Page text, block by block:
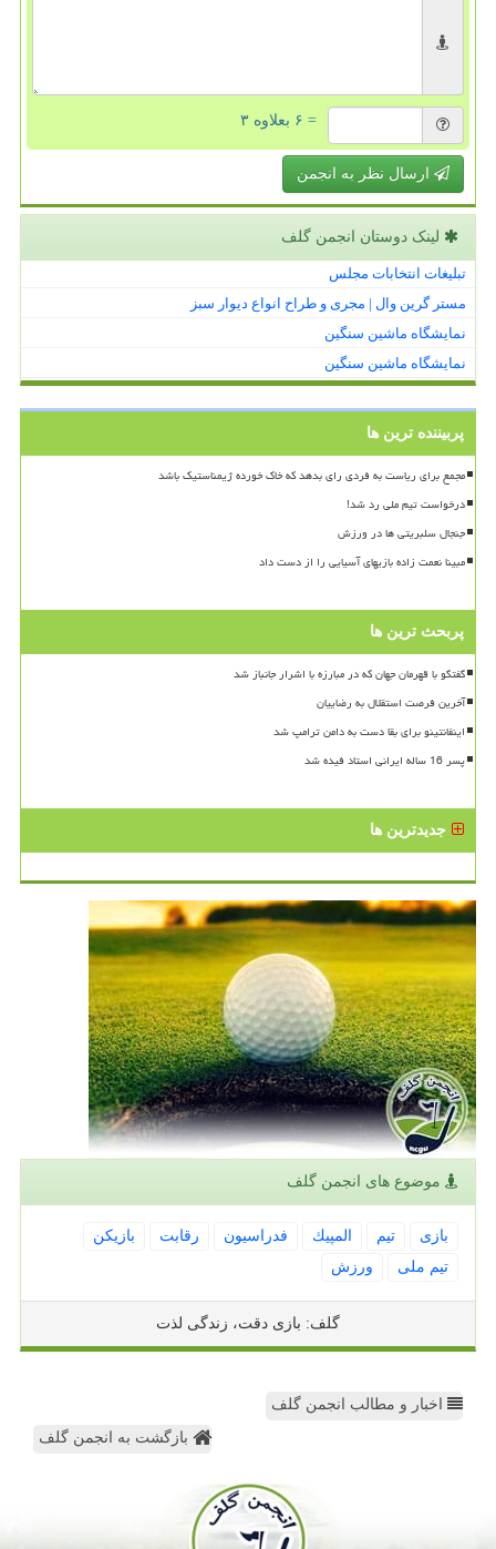
= ۶ بعلاوه ۳
ارسال نظر به انجمن
لینک دوستان انجمن گلف
تبلیغات انتخابات مجلس
مستر گرین وال | مجری و طراح انواع دیوار سبز
نمایشگاه ماشین سنگین
نمایشگاه ماشین سنگین
پربیننده ترین ها
مجمع برای ریاست به فردی رای بدهد که خاک خورده ژیمناستیک باشد
درخواست تیم ملی رد شد!
جنجال سلبریتی ها در ورزش
مبینا نعمت زاده بازیهای آسیایی را از دست داد
پربحث ترین ها
گفتگو با قهرمان جهان که در مبارزه با اشرار جانباز شد
آخرین فرصت استقلال به رضاییان
اینفانتینو برای بقا دست به دامن ترامپ شد
پسر 16 ساله ایرانی استاد فیده شد
جدیدترین ها
موضوع های انجمن گلف
بازی تیم المپیك فدراسیون رقابت
بازیكن
تیم ملی
ورزش
گلف: بازی دقت، زندگی لذت
اخبار و مطالب انجمن گلف
بازگشت به انجمن گلف